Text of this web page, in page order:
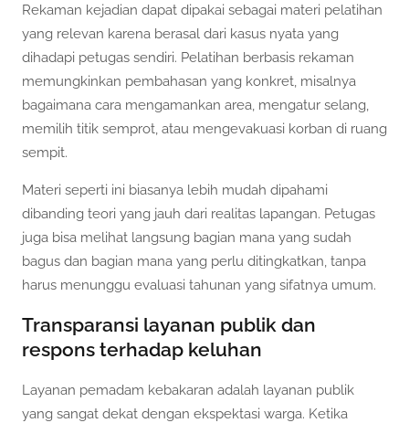
Rekaman kejadian dapat dipakai sebagai materi pelatihan
yang relevan karena berasal dari kasus nyata yang
dihadapi petugas sendiri. Pelatihan berbasis rekaman
memungkinkan pembahasan yang konkret, misalnya
bagaimana cara mengamankan area, mengatur selang,
memilih titik semprot, atau mengevakuasi korban di ruang
sempit.
Materi seperti ini biasanya lebih mudah dipahami
dibanding teori yang jauh dari realitas lapangan. Petugas
juga bisa melihat langsung bagian mana yang sudah
bagus dan bagian mana yang perlu ditingkatkan, tanpa
harus menunggu evaluasi tahunan yang sifatnya umum.
Transparansi layanan publik dan
respons terhadap keluhan
Layanan pemadam kebakaran adalah layanan publik
yang sangat dekat dengan ekspektasi warga. Ketika